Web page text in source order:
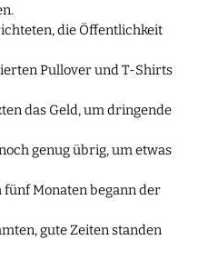
die Öffentlichkeit
Pullover und T-Shirts
das Geld, um dringende
genug übrig, um etwas
fünf Monaten begann der
gute Zeiten standen